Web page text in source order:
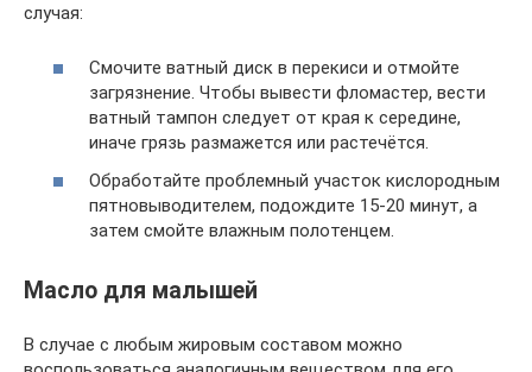
случая:
Смочите ватный диск в перекиси и отмойте
загрязнение. Чтобы вывести фломастер, вести
ватный тампон следует от края к середине,
иначе грязь размажется или растечётся.
Обработайте проблемный участок кислородным
пятновыводителем, подождите 15-20 минут, а
затем смойте влажным полотенцем.
Масло для малышей
В случае с любым жировым составом можно